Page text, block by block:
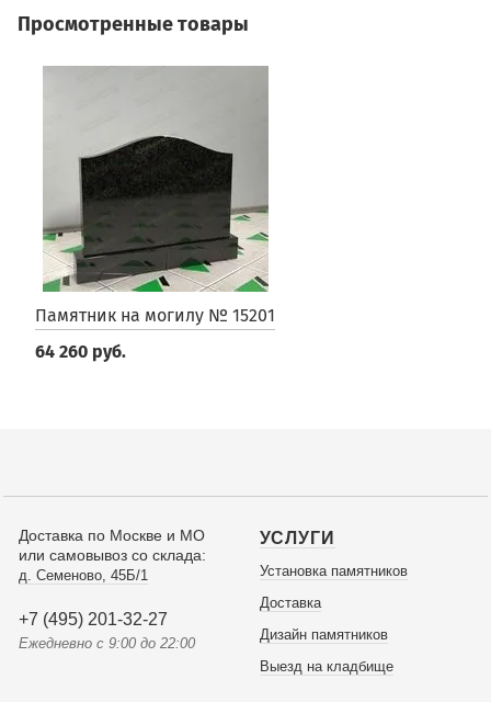
Просмотренные товары
Памятник на могилу № 15201
64 260 руб.
Доставка по Москве и МО
или самовывоз со склада:
д. Семеново, 45Б/1
+7 (495) 201-32-27
Ежедневно с 9:00 до 22:00
УСЛУГИ
Установка памятников
Доставка
Дизайн памятников
Выезд на кладбище